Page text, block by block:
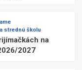
strednú školu
na
2027